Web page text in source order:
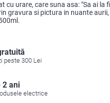
cu urare, care suna asa: "Sa ai
gravura si pictura in nuante
peste 300 Lei
2 ani
electrice